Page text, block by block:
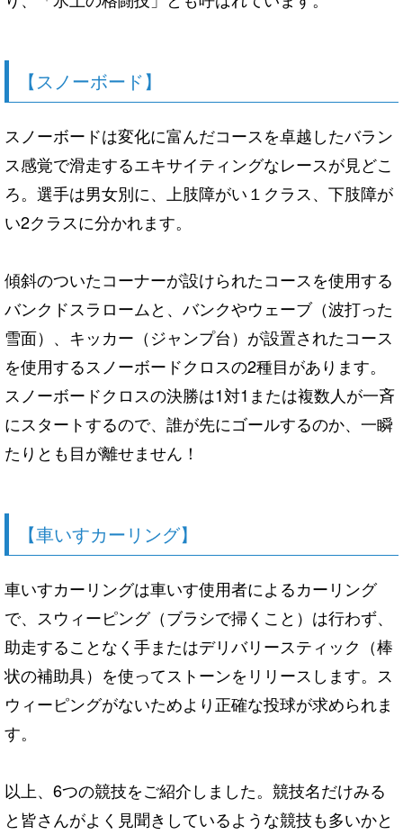
【スノーボード】
スノーボードは変化に富んだコースを卓越したバラン
ス感覚で滑走するエキサイティングなレースが見どこ
ろ。選手は男女別に、上肢障がい１クラス、下肢障が
い2クラスに分かれます。
傾斜のついたコーナーが設けられたコースを使用する
バンクドスラロームと、バンクやウェーブ（波打った
雪面）、キッカー（ジャンプ台）が設置されたコース
を使用するスノーボードクロスの2種目があります。
スノーボードクロスの決勝は1対1または複数人が一斉
にスタートするので、誰が先にゴールするのか、一瞬
たりとも目が離せません！
【車いすカーリング】
車いすカーリングは車いす使用者によるカーリング
で、スウィーピング（ブラシで掃くこと）は行わず、
助走することなく手またはデリバリースティック（棒
状の補助具）を使ってストーンをリリースします。ス
ウィーピングがないためより正確な投球が求められま
す。
以上、6つの競技をご紹介しました。競技名だけみる
と皆さんがよく見聞きしているような競技も多いかと